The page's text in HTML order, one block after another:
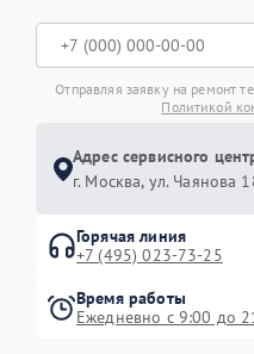
Отправляя заявку на ремонт
Политикой
Адрес сервисного
г. Москва, ул. Чаянова
Горячая линия
+7 (495) 023-73-25
Время работы
Ежедневно с 9:00 до